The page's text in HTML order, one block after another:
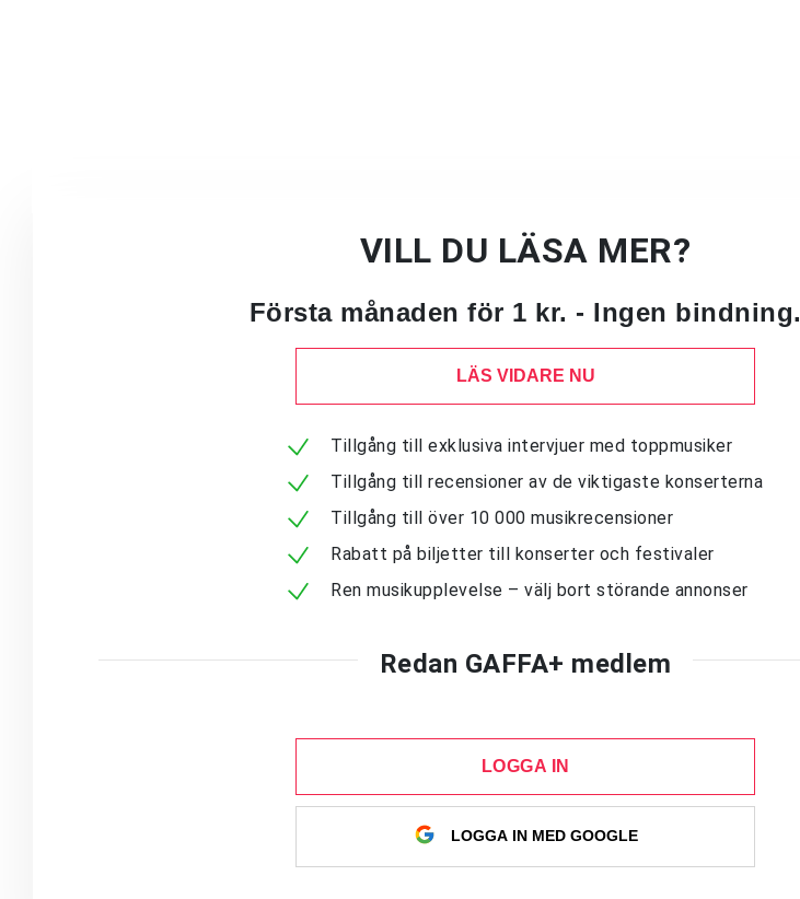
VILL DU LÄSA MER?
Första månaden för 1 kr. - Ingen bindning.
LÄS VIDARE NU
Tillgång till exklusiva intervjuer med toppmusiker
Tillgång till recensioner av de viktigaste konserterna
Tillgång till över 10 000 musikrecensioner
Rabatt på biljetter till konserter och festivaler
Ren musikupplevelse – välj bort störande annonser
Redan GAFFA+ medlem
LOGGA IN
LOGGA IN MED GOOGLE